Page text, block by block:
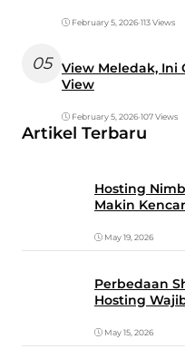
February 5, 2026•113 Views
05
View Meledak, Ini
View
February 5, 2026•107 Views
Artikel Terbaru
Hosting
Makin
May 19, 2026
Perbedaan
Hosting
May 15, 2026